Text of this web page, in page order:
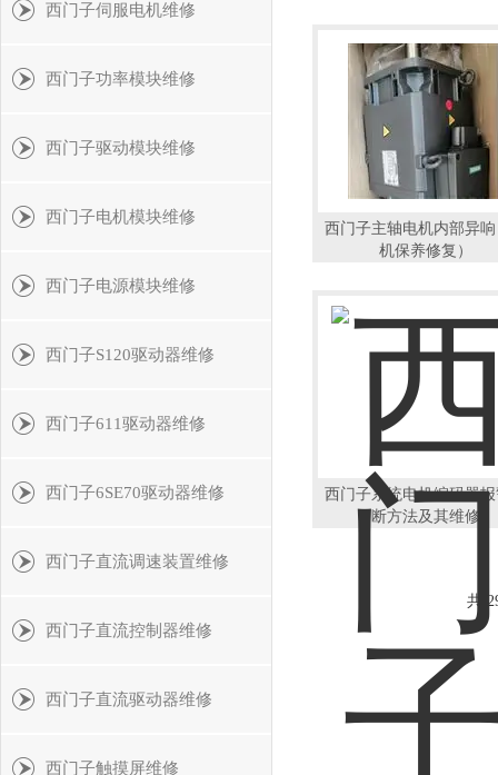
西门子伺服电机维修
西门子功率模块维修
西门子驱动模块维修
西门子电机模块维修
西门子电源模块维修
西门子S120驱动器维修
西门子611驱动器维修
西门子6SE70驱动器维修
西门子直流调速装置维修
西门子直流控制器维修
西门子直流驱动器维修
西门子触摸屏维修
西门子主轴电机内部异
机保养修复）
西门子系统电机编码器
断方法及其维修
共